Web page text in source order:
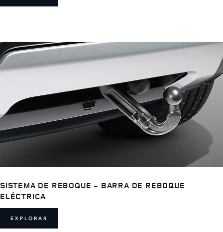
SISTEMA DE REBOQUE - BARRA DE REBOQUE
ELÉCTRICA
EXPLORAR